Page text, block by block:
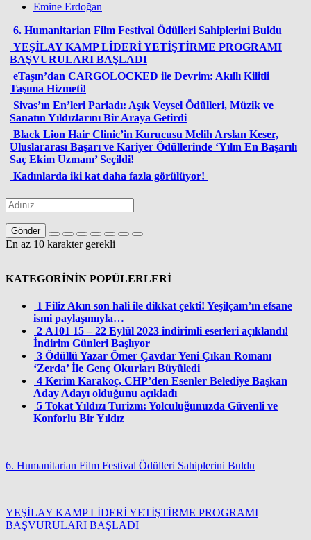
Emine Erdoğan
6. Humanitarian Film Festival Ödülleri Sahiplerini Buldu
YEŞİLAY KAMP LİDERİ YETİŞTİRME PROGRAMI
BAŞVURULARI BAŞLADI
eTaşın’dan CARGOLOCKED ile Devrim: Akıllı Kilitli
Taşıma Hizmeti!
Sivas’ın En’leri Parladı: Aşık Veysel Ödülleri, Müzik ve
Sanatın Yıldızlarını Bir Araya Getirdi
Black Lion Hair Clinic’in Kurucusu Melih Arslan Keser,
Uluslararası Başarı ve Kariyer Ödüllerinde ‘Yılın En Başarılı
Saç Ekim Uzmanı’ Seçildi!
Kadınlarda iki kat daha fazla görülüyor!
Gönder
En az 10 karakter gerekli
KATEGORİNİN POPÜLERLERİ
1 Filiz Akın son hali ile dikkat çekti! Yeşilçam’ın efsane
ismi paylaşımıyla…
2 A101 15 – 22 Eylül 2023 indirimli eserleri açıklandı!
İndirim Günleri Başlıyor
3 Ödüllü Yazar Ömer Çavdar Yeni Çıkan Romanı
‘Zerda’ İle Genç Okurları Büyüledi
4 Kerim Karakoç, CHP’den Esenler Belediye Başkan
Aday Adayı olduğunu açıkladı
5 Tokat Yıldızı Turizm: Yolculuğunuzda Güvenli ve
Konforlu Bir Yıldız
6. Humanitarian Film Festival Ödülleri Sahiplerini Buldu
YEŞİLAY KAMP LİDERİ YETİŞTİRME PROGRAMI
BAŞVURULARI BAŞLADI